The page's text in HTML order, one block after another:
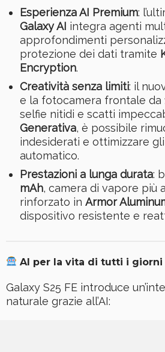
Esperienza AI Premium:
Galaxy AI integra agenti
approfondimenti
protezione dei dati tramite
Encryption.
Creatività senza limiti: il
e la fotocamera frontale da
selfie nitidi e scatti
Generativa, è possibile
indesiderati e ottimizzare
automatico.
Prestazioni a lunga durata:
mAh, camera di vapore più
rinforzato in Armor
dispositivo resistente e
AI per la vita di tutti i giorni
Galaxy S25 FE introduce
naturale grazie all’AI: